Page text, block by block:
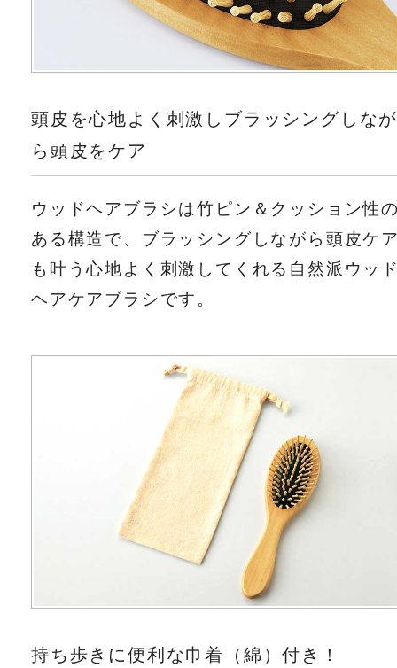
頭皮を心地よく刺激しブラッシングしな
ら頭皮をケア
ウッドヘアブラシは竹ピン＆クッション性
ある構造で、ブラッシングしながら頭皮ケ
も叶う心地よく刺激してくれる自然派ウッ
ヘアケアブラシです。
持ち歩きに便利な巾着（綿）付き！